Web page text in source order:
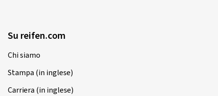
Su reifen.com
Chi siamo
Stampa (in inglese)
Carriera (in inglese)